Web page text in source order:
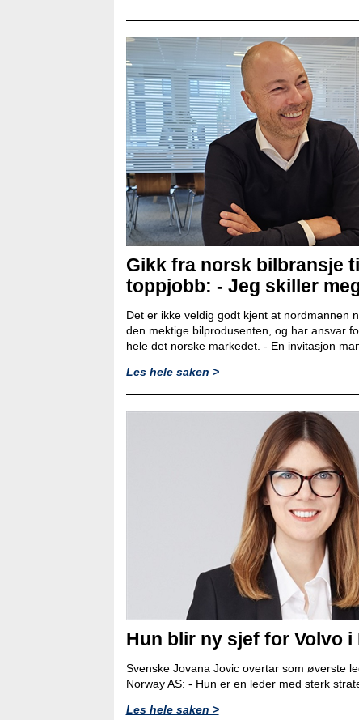
Gikk fra norsk bilbransje
toppjobb: - Jeg skiller
Det er ikke veldig godt kjent at nordmannen
den mektige bilprodusenten, og har ansvar
hele det norske markedet. - En invitasjon
Les hele saken >
Hun blir ny sjef for Volvo i
Svenske Jovana Jovic overtar som øverste
Norway AS: - Hun er en leder med sterk
Les hele saken >